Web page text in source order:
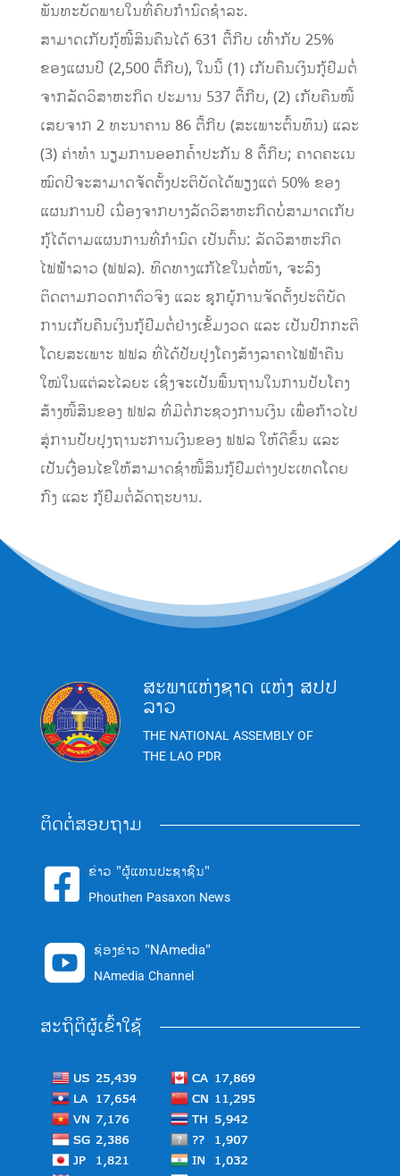
ພັນທະບັດພາຍໃນທີ່ຄົບກໍານົດຊຳລະ.
ສາມາດເກັບກູ້ໜີ້ສິນຄືນໄດ້ 631 ຕື້ກີບ ເທົ່າກັບ 25%
ຂອງແຜນປີ (2,500 ຕື້ກີບ), ໃນນີ້ (1) ເກັບຄືນເງິນກູ້ຢືມຕໍ່
ຈາກລັດວິສາຫະກິດ ປະມານ 537 ຕື້ກີບ, (2) ເກັບຄືນໜີ້
ເສຍຈາກ 2 ທະນາຄານ 86 ຕື້ກີບ (ສະເພາະຕົ້ນທຶນ) ແລະ
(3) ຄ່າທຳ ນຽມການອອກຄໍ້າປະກັນ 8 ຕື້ກີບ; ຄາດຄະເນ
ໝົດປີຈະສາມາດຈັດຕັ້ງປະຕິບັດໄດ້ພຽງແຕ່ 50% ຂອງ
ແຜນການປີ ເນື່ອງຈາກບາງລັດວິສາຫະກິດບໍ່ສາມາດເກັບ
ກູ້ໄດ້ຕາມແຜນການທີ່ກຳນົດ ເປັນຕົ້ນ: ລັດວິສາຫະກິດ
ໄຟຟ້າລາວ (ຟຟລ). ທິດທາງແກ້ໄຂໃນຕໍ່ໜ້າ, ຈະລົງ
ຕິດຕາມກວດກາຕົວຈິງ ແລະ ຊຸກຍູ້ການຈັດຕັ້ງປະຕິບັດ
ການເກັບຄືນເງິນກູ້ຢືມຕໍ່ຢ່າງເຂັ້ມງວດ ແລະ ເປັນປົກກະຕິ
ໂດຍສະເພາະ ຟຟລ ທີ່ໄດ້ປັບປຸງໂຄງສ້າງລາຄາໄຟຟ້າຄືນ
ໃໝ່ໃນແຕ່ລະໄລຍະ ເຊິ່ງຈະເປັນພື້ນຖານໃນການປັບໂຄງ
ສ້າງໜີ້ສິນຂອງ ຟຟລ ທີ່ມີຕໍ່ກະຊວງການເງິນ ເພື່ອກ້າວໄປ
ສູ່ການປັບປຸງຖານະການເງິນຂອງ ຟຟລ ໃຫ້ດີຂຶ້ນ ແລະ
ເປັນເງື່ອນໄຂໃຫ້ສາມາດຊຳໜີ້ສິນກູ້ຢືມຕ່າງປະເທດໂດຍ
ກົງ ແລະ ກູ້ຢືມຕໍ່ລັດຖະບານ.
ສະພາແຫ່ງຊາດ ແຫ່ງ ສປປ
ລາວ
THE NATIONAL ASSEMBLY OF
THE LAO PDR
ຕິດຕໍ່ສອບຖາມ
 ຂ່າວ "ຜູ້ແທນປະຊາຊົນ"
Phouthen Pasaxon News
 ຊ່ອງຂ່າວ "NAmedia"
NAmedia Channel
ສະຖິຕິຜູ້ເຂົ້າໃຊ້